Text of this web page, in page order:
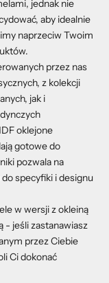
jednak nie
aby idealnie
naprzeciw Twoim
przez nas
z kolekcji
jak i
oklejone
gotowe do
pozwala na
specyfiki i designu
w wersji z okleiną
- jeśli zastanawiasz
przez Ciebie
Ci dokonać